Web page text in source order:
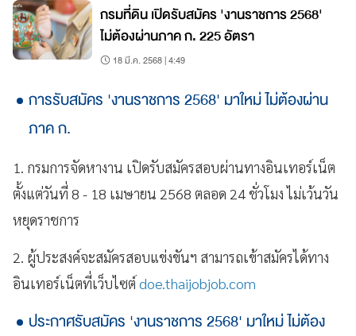
กรมที่ดิน เปิดรับสมัคร 'งานราชการ 2568'
ไม่ต้องผ่านภาค ก. 225 อัตรา
18 มี.ค. 2568 | 4:49
การรับสมัคร 'งานราชการ 2568' มาใหม่ ไม่ต้องผ่าน
ภาค ก.
1. กรมการจัดหางาน เปิดรับสมัครสอบผ่านทางอินเทอร์เน็ต
ตั้งแต่วันที่ 8 - 18 เมษายน 2568 ตลอด 24 ชั่วโมง ไม่เว้นวัน
หยุดราชการ
2. ผู้ประสงค์จะสมัครสอบแข่งขันฯ สามารถเข้าสมัครได้ทาง
อินเทอร์เน็ตที่เว็บไซต์ doe.thaijobjob.com
ประกาศรับสมัคร 'งานราชการ 2568' มาใหม่ ไม่ต้อง